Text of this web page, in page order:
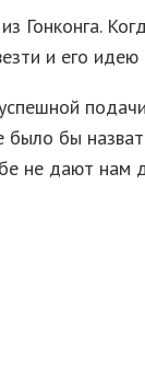
Гонконга.
и его
бы
не дают нам